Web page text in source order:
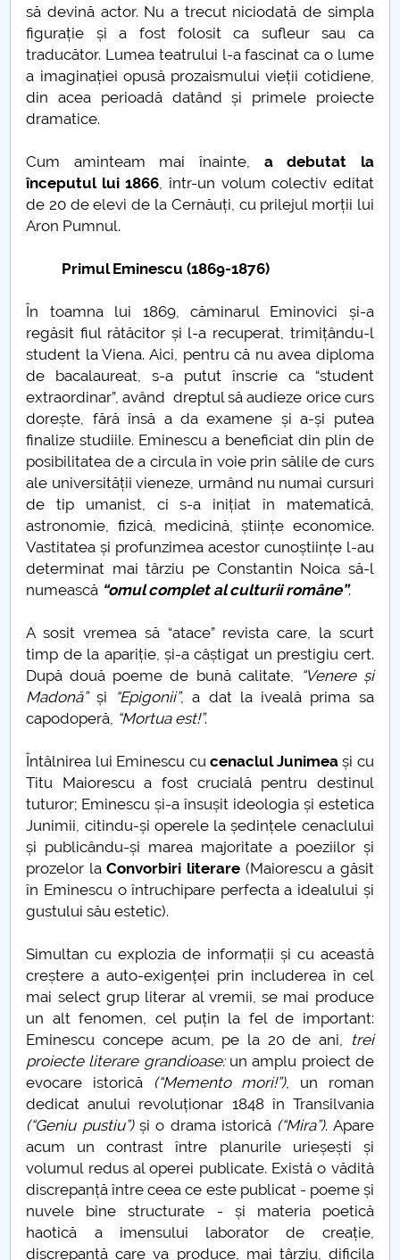
Admitere UPIT 2020 online
Metode statistice - lansare de carte
Atestarea documentară a Piteştiului (20 mai 1388)
După două luni…
ŞI ACUM ÎNCOTRO?
De ce avem nevoie de bătrâni
4 fețe ale lui Mihai Eminescu
Vocabularul în vremea pandemiei
Despre "a te ține de cuvânt"
Pandemie și simptome – o analiză semiotică
Simboluri care să reziste ȋn vremuri de pandemie
Simone de Beauvoir
Părerea sau opinia profesorilor de la UPIT contează
Despre schimbări... tehnologice și nu numai...
CARPE DIEM
Eminescu nu a fost...
Câte strofe are Luceafarul?
ANIVERSAREA A 162 DE ANI DE LA UNIREA
PRINCIPATELOR ROMÂNE
PRECAUTĂ
Ce mai rămâne uman în transumanism
Thomas Molnar
In memoriam Luiza Petre PARVAN
Un model socio-politic deformat
Nu se practica libertatea, nu exista proces dialogic
POVESTEA CENTRULUI GEOGRAFIC AL ROMANIEI
să devină actor. Nu a trecut niciodată de simpla
figurație și a fost folosit ca sufleur sau ca
traducător. Lumea teatrului l-a fascinat ca o lume
a imaginației opusă prozaismului vieții cotidiene,
din acea perioadă datând și primele proiecte
dramatice.
Cum aminteam mai înainte, a debutat la
începutul lui 1866, într-un volum colectiv editat
de 20 de elevi de la Cernăuți, cu prilejul morții lui
Aron Pumnul.
Primul Eminescu (1869-1876)
În toamna lui 1869, căminarul Eminovici și-a
regăsit fiul rătăcitor și l-a recuperat, trimițându-l
student la Viena. Aici, pentru că nu avea diploma
de bacalaureat, s-a putut înscrie ca “student
extraordinar”, având dreptul să audieze orice curs
dorește, fără însă a da examene și a-și putea
finalize studiile. Eminescu a beneficiat din plin de
posibilitatea de a circula în voie prin sălile de curs
ale universității vieneze, urmând nu numai cursuri
de tip umanist, ci s-a inițiat în matematică,
astronomie, fizică, medicină, științe economice.
Vastitatea și profunzimea acestor cunoștiințe l-au
determinat mai târziu pe Constantin Noica să-l
numească “omul complet al culturii române”.
A sosit vremea să “atace” revista care, la scurt
timp de la apariție, și-a câștigat un prestigiu cert.
După două poeme de bună calitate, “Venere și
Madonă”și “Epigonii”, a dat la iveală prima sa
capodoperă, “Mortua est!”.
Întâlnirea lui Eminescu cucenaclul Junimeași cu
Titu Maiorescu a fost crucială pentru destinul
tuturor; Eminescu și-a însușit ideologia și estetica
Junimii, citindu-și operele la ședințele cenaclului
și publicându-și marea majoritate a poeziilor și
prozelor laConvorbiri literare (Maiorescu a găsit
în Eminescu o întruchipare perfecta a idealului și
gustului său estetic).
Simultan cu explozia de informații și cu această
creștere a auto-exigenței prin includerea în cel
mai select grup literar al vremii, se mai produce
un alt fenomen, cel puțin la fel de important:
Eminescu concepe acum, pe la 20 de ani, trei
proiecte literare grandioase:un amplu proiect de
evocare istorică
(“Memento mori!”), un roman
dedicat anului revoluționar 1848 în Transilvania
(“Geniu pustiu”)și o drama istorică (“Mira”). Apare
acum un contrast între planurile urieșești și
volumul redus al operei publicate. Există o vădită
discrepanță între ceea ce este publicat - poeme și
nuvele bine structurate - și materia poetică
haotică a imensului laborator de creație,
discrepanță care va produce, mai târziu, dificila